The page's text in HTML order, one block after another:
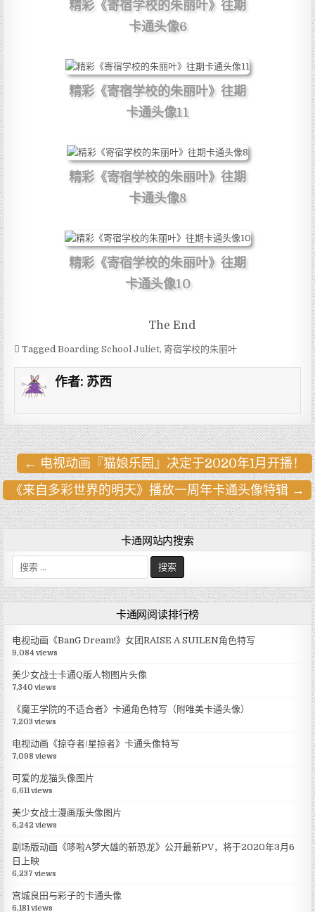
精彩《寄宿学校的朱丽叶》往期
卡通头像6
精彩《寄宿学校的朱丽叶》往期
卡通头像11
精彩《寄宿学校的朱丽叶》往期
卡通头像8
精彩《寄宿学校的朱丽叶》往期
卡通头像10
The End
TaggedBoarding School Juliet,寄宿学校的朱丽叶
作者: 苏西
文
章
导
航
← 电视动画『猫娘乐园』决定于2020年1月开播！
《来自多彩世界的明天》播放一周年卡通头像特辑 →
卡通网站内搜索
搜
索
:
卡通网阅读排行榜
电视动画《BanG Dream!》女团RAISE A SUILEN角色特写
9,084 views
美少女战士卡通Q版人物图片头像
7,340 views
《魔王学院的不适合者》卡通角色特写（附唯美卡通头像）
7,203 views
电视动画《掠夺者/星掠者》卡通头像特写
7,098 views
可爱的龙猫头像图片
6,611 views
美少女战士漫画版头像图片
6,242 views
剧场版动画《哆啦A梦大雄的新恐龙》公开最新PV，将于2020年3月6
日上映
6,237 views
宫城良田与彩子的卡通头像
6,181 views